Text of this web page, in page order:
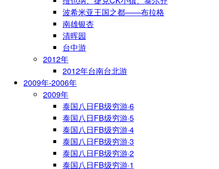
波希米亚王国之都——布拉格
南雄银杏
清晖园
台中游
2012年
2012年台南台北游
2009年-2006年
2009年
泰国八日FB级穷游·6
泰国八日FB级穷游·5
泰国八日FB级穷游·4
泰国八日FB级穷游·3
泰国八日FB级穷游·2
泰国八日FB级穷游·1